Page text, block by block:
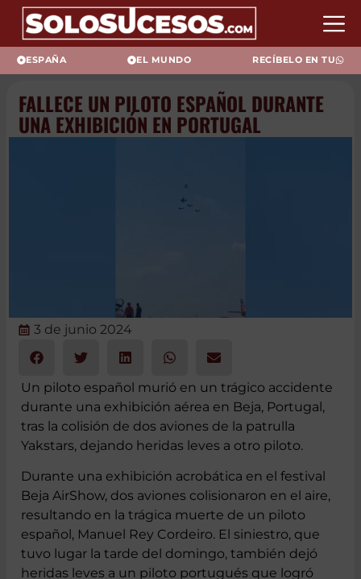
ESPAÑA EL MUNDO RECÍBELO EN TU
FALLECE UN PILOTO ESPAÑOL
DURANTE UNA EXHIBICIÓN EN
PORTUGAL
3 de junio 2024
Un piloto español murió en un trágico accidente
durante una exhibición aérea en Beja, Portugal,
tras la colisión de dos aviones de la patrulla
Durante una exhibición acrobática en el festival
Beja AirShow, dos aviones colisionaron en el aire,
resultando en la trágica muerte de un piloto
español, Manuel Rey Cordeiro. El siniestro, que
tuvo lugar la tarde del domingo, también dejó